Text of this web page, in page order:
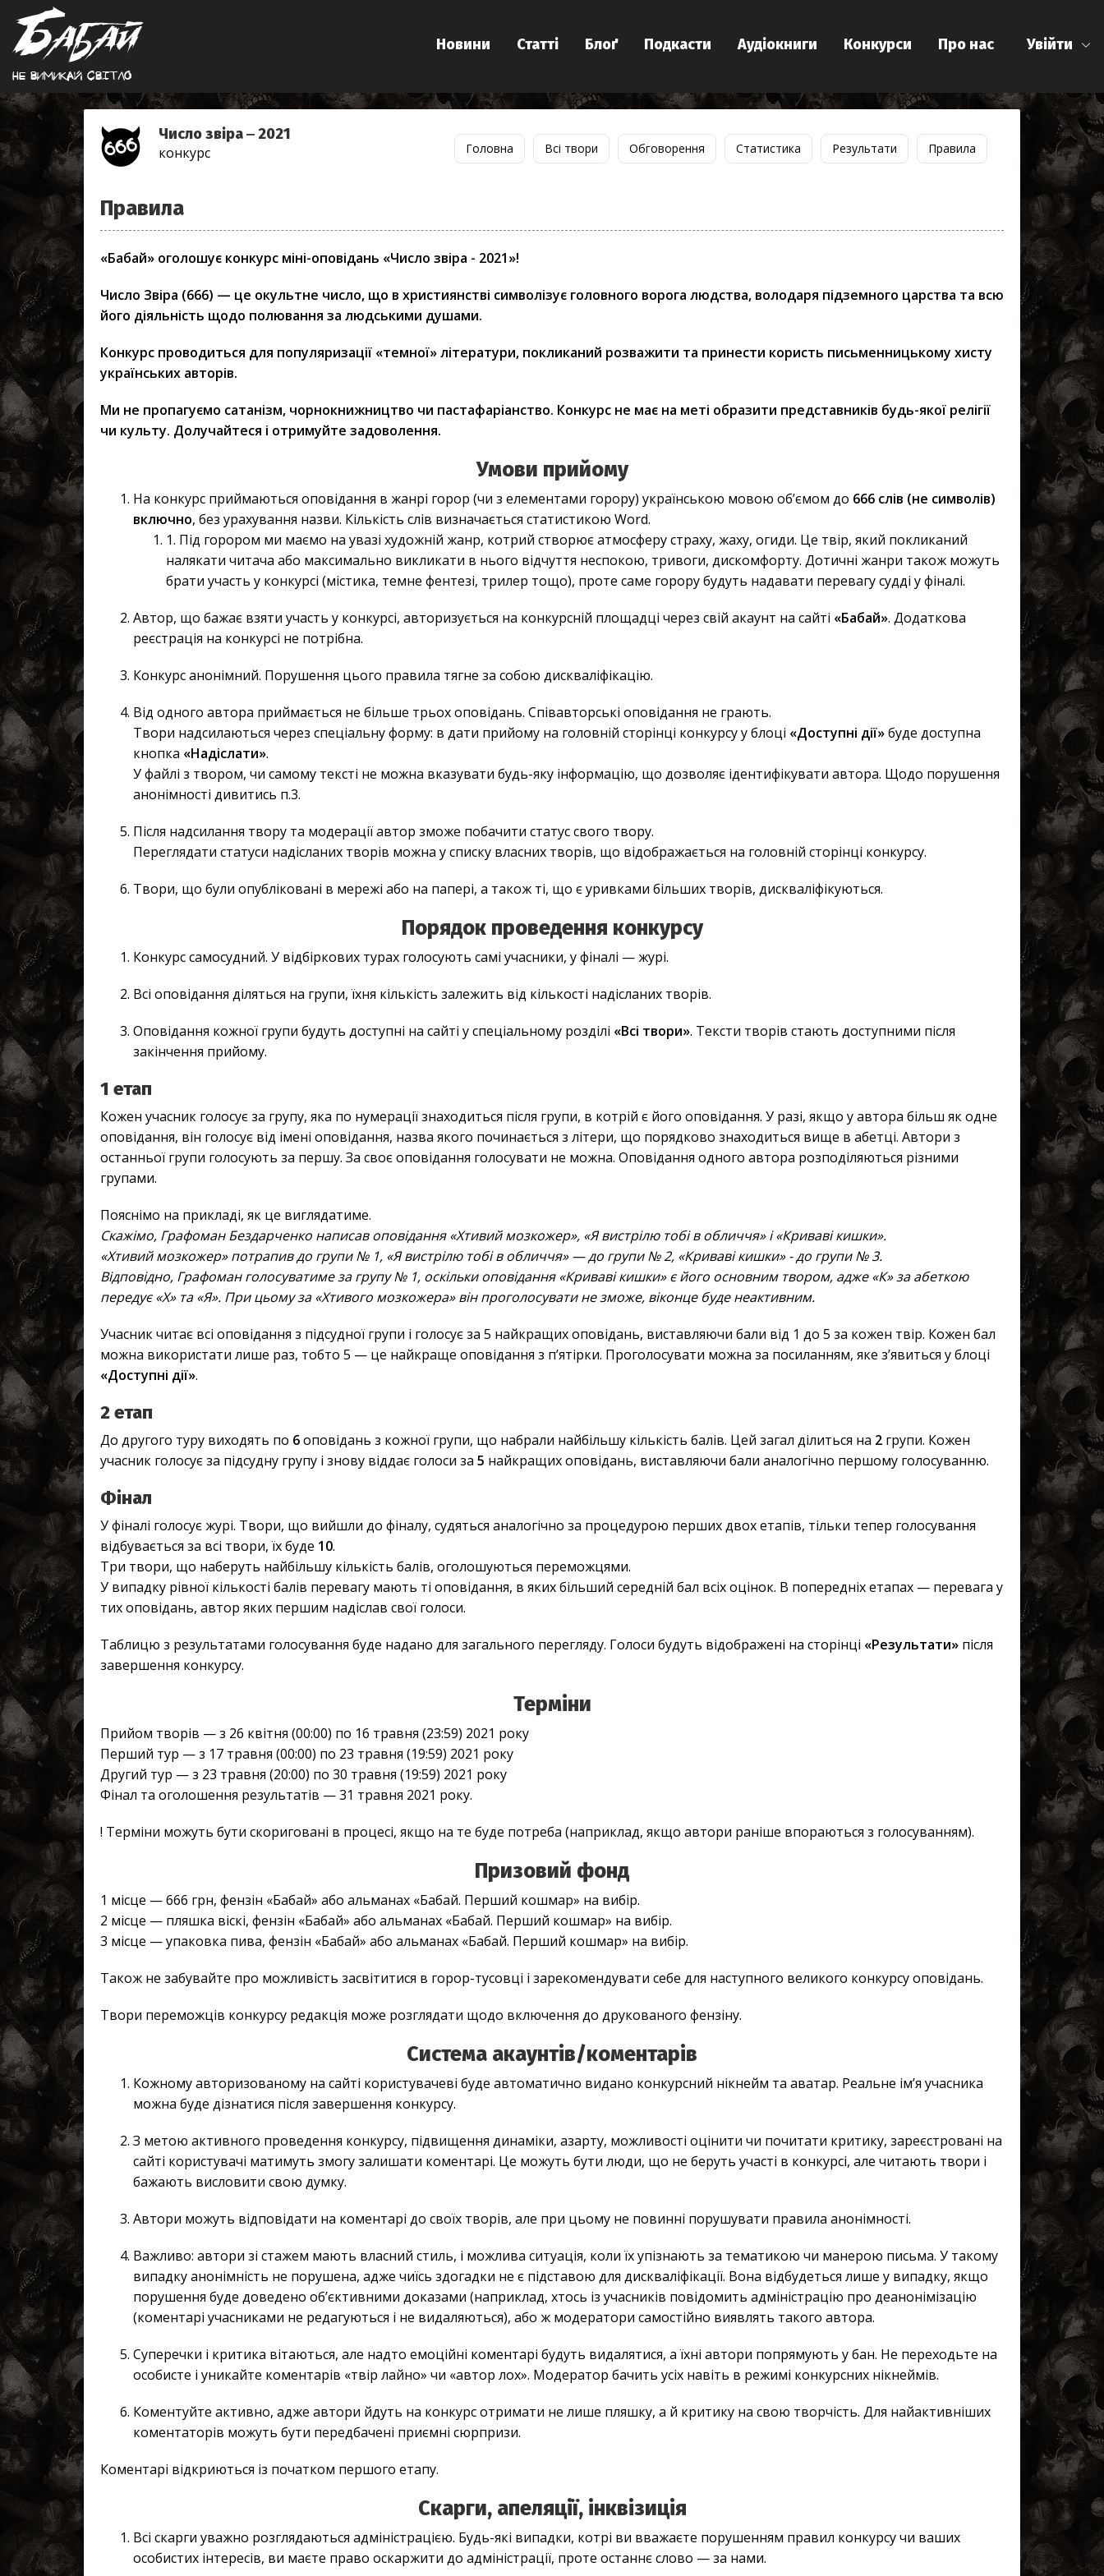
Не вимикай свiтло
Увійти
Новини Статті Блоґ Подкасти Аудіокниги Конкурси Про нас
Число звіра ‒ 2021
конкурс
Головна Всі твори Обговорення Статистика Результати Правила
Правила
«Бабай» оголошує конкурс міні-оповідань «Число звіра - 2021»!
Число Звіра (666) — це окультне число, що в християнстві символізує головного ворога людства, володаря підземного царства та всю
його діяльність щодо полювання за людськими душами.
Конкурс проводиться для популяризації «темної» літератури, покликаний розважити та принести користь письменницькому хисту
українських авторів.
Ми не пропагуємо сатанізм, чорнокнижництво чи пастафаріанство. Конкурс не має на меті образити представників будь-якої релігії
чи культу. Долучайтеся і отримуйте задоволення.
Умови прийому
На конкурс приймаються оповідання в жанрі горор (чи з елементами горору) українською мовою об’ємом до 666 слів (не символів)
включно, без урахування назви. Кількість слів визначається статистикою Word.
1. Під горором ми маємо на увазі художній жанр, котрий створює атмосферу страху, жаху, огиди. Це твір, який покликаний
налякати читача або максимально викликати в нього відчуття неспокою, тривоги, дискомфорту. Дотичні жанри також можуть
брати участь у конкурсі (містика, темне фентезі, трилер тощо), проте саме горору будуть надавати перевагу судді у фіналі.
Автор, що бажає взяти участь у конкурсі, авторизується на конкурсній площадці через свій акаунт на сайті «Бабай». Додаткова
реєстрація на конкурсі не потрібна.
Конкурс анонімний. Порушення цього правила тягне за собою дискваліфікацію.
Від одного автора приймається не більше трьох оповідань. Співавторські оповідання не грають.
Твори надсилаються через спеціальну форму: в дати прийому на головній сторінці конкурсу у блоці «Доступні дії»буде доступна
кнопка «Надіслати».
У файлі з твором, чи самому тексті не можна вказувати будь-яку інформацію, що дозволяє ідентифікувати автора. Щодо порушення
анонімності дивитись п.3.
Після надсилання твору та модерації автор зможе побачити статус свого твору.
Переглядати статуси надісланих творів можна у списку власних творів, що відображається на головній сторінці конкурсу.
Твори, що були опубліковані в мережі або на папері, а також ті, що є уривками більших творів, дискваліфікуються.
Порядок проведення конкурсу
Конкурс самосудний. У відбіркових турах голосують самі учасники, у фіналі — журі.
Всі оповідання діляться на групи, їхня кількість залежить від кількості надісланих творів.
Оповідання кожної групи будуть доступні на сайті у спеціальному розділі «Всі твори». Тексти творів стають доступними після
закінчення прийому.
1 етап
Кожен учасник голосує за групу, яка по нумерації знаходиться після групи, в котрій є його оповідання. У разі, якщо у автора більш як одне
оповідання, він голосує від імені оповідання, назва якого починається з літери, що порядково знаходиться вище в абетці. Автори з
останньої групи голосують за першу. За своє оповідання голосувати не можна. Оповідання одного автора розподіляються різними
групами.
Пояснімо на прикладі, як це виглядатиме.
Скажімо, Графоман Бездарченко написав оповідання «Хтивий мозкожер», «Я вистрілю тобі в обличчя» і «Криваві кишки».
«Хтивий мозкожер» потрапив до групи № 1, «Я вистрілю тобі в обличчя» — до групи № 2, «Криваві кишки» - до групи № 3.
Відповідно, Графоман голосуватиме за групу № 1, оскільки оповідання «Криваві кишки» є його основним твором, адже «К» за абеткою
передує «Х» та «Я». При цьому за «Хтивого мозкожера» він проголосувати не зможе, віконце буде неактивним.
Учасник читає всі оповідання з підсудної групи і голосує за 5 найкращих оповідань, виставляючи бали від 1 до 5 за кожен твір. Кожен бал
можна використати лише раз, тобто 5 — це найкраще оповідання з п’ятірки. Проголосувати можна за посиланням, яке з’явиться у блоці
«Доступні дії».
2 етап
До другого туру виходять по 6оповідань з кожної групи, що набрали найбільшу кількість балів. Цей загал ділиться на 2 групи. Кожен
учасник голосує за підсудну групу і знову віддає голоси за 5 найкращих оповідань, виставляючи бали аналогічно першому голосуванню.
Фінал
У фіналі голосує журі. Твори, що вийшли до фіналу, судяться аналогічно за процедурою перших двох етапів, тільки тепер голосування
відбувається за всі твори, їх буде 10.
Три твори, що наберуть найбільшу кількість балів, оголошуються переможцями.
У випадку рівної кількості балів перевагу мають ті оповідання, в яких більший середній бал всіх оцінок. В попередніх етапах — перевага у
тих оповідань, автор яких першим надіслав свої голоси.
Таблицю з результатами голосування буде надано для загального перегляду. Голоси будуть відображені на сторінці «Результати» після
завершення конкурсу.
Терміни
Прийом творів — з 26 квітня (00:00) по 16 травня (23:59) 2021 року
Перший тур — з 17 травня (00:00) по 23 травня (19:59) 2021 року
Другий тур — з 23 травня (20:00) по 30 травня (19:59) 2021 року
Фінал та оголошення результатів — 31 травня 2021 року.
! Терміни можуть бути скориговані в процесі, якщо на те буде потреба (наприклад, якщо автори раніше впораються з голосуванням).
Призовий фонд
1 місце — 666 грн, фензін «Бабай» або альманах «Бабай. Перший кошмар» на вибір.
2 місце — пляшка віскі, фензін «Бабай» або альманах «Бабай. Перший кошмар» на вибір.
3 місце — упаковка пива, фензін «Бабай» або альманах «Бабай. Перший кошмар» на вибір.
Також не забувайте про можливість засвітитися в горор-тусовці і зарекомендувати себе для наступного великого конкурсу оповідань.
Твори переможців конкурсу редакція може розглядати щодо включення до друкованого фензіну.
Система акаунтів/коментарів
Кожному авторизованому на сайті користувачеві буде автоматично видано конкурсний нікнейм та аватар. Реальне ім’я учасника
можна буде дізнатися після завершення конкурсу.
З метою активного проведення конкурсу, підвищення динаміки, азарту, можливості оцінити чи почитати критику, зареєстровані на
сайті користувачі матимуть змогу залишати коментарі. Це можуть бути люди, що не беруть участі в конкурсі, але читають твори і
бажають висловити свою думку.
Автори можуть відповідати на коментарі до своїх творів, але при цьому не повинні порушувати правила анонімності.
Важливо: автори зі стажем мають власний стиль, і можлива ситуація, коли їх упізнають за тематикою чи манерою письма. У такому
випадку анонімність не порушена, адже чиїсь здогадки не є підставою для дискваліфікації. Вона відбудеться лише у випадку, якщо
порушення буде доведено об’єктивними доказами (наприклад, хтось із учасників повідомить адміністрацію про деанонімізацію
(коментарі учасниками не редагуються і не видаляються), або ж модератори самостійно виявлять такого автора.
Суперечки і критика вітаються, але надто емоційні коментарі будуть видалятися, а їхні автори попрямують у бан. Не переходьте на
особисте і уникайте коментарів «твір лайно» чи «автор лох». Модератор бачить усіх навіть в режимі конкурсних нікнеймів.
Коментуйте активно, адже автори йдуть на конкурс отримати не лише пляшку, а й критику на свою творчість. Для найактивніших
коментаторів можуть бути передбачені приємні сюрпризи.
Коментарі відкриються із початком першого етапу.
Скарги, апеляції, інквізиція
Всі скарги уважно розглядаються адміністрацією. Будь-які випадки, котрі ви вважаєте порушенням правил конкурсу чи ваших
особистих інтересів, ви маєте право оскаржити до адміністрації, проте останнє слово — за нами.